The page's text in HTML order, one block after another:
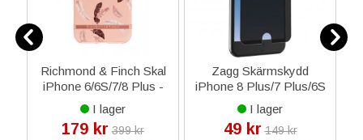
Richmond & Finch Skal
iPhone 6/6S/7/8 Plus -
Fjädrar
I lager
179 kr 399 kr
Zagg Skärmskydd
iPhone 8 Plus/7 Plus/6S
Plus/6 Plus
InvisibleSHIELD Glass+
Privacy
I lager
49 kr 149 kr